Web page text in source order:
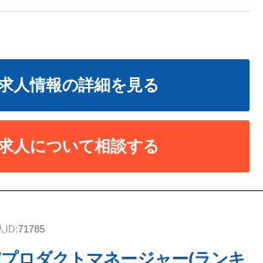
人情報の詳細を見る
人について相談する
ID:71785
ロダクトマネージャー(ランキ